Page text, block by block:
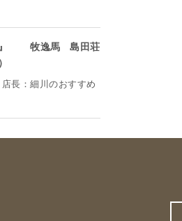
選』 牧逸馬 島田荘
長：細川のおすすめ